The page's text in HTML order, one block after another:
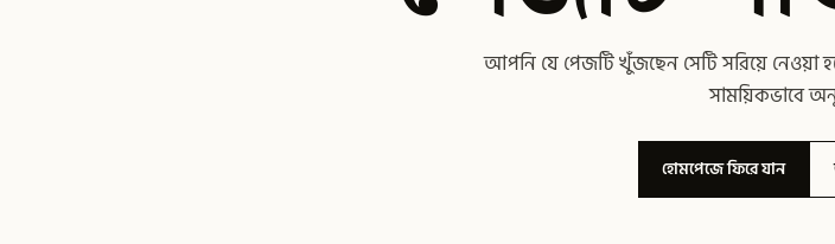
আপনি যে পেজটি খুঁজছেন সেটি সরিয়ে নেওয়া
সাময়িকভাবে
হোমপেজে ফিরে যান